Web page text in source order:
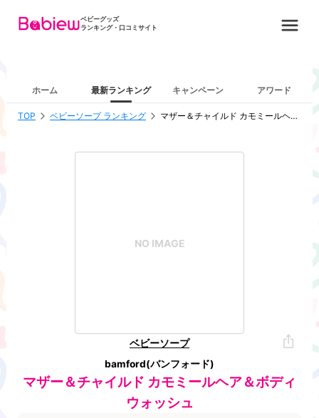
ベビーグッズ
ランキング・口コミサイト
ホーム 最新ランキング キャンペーン アワード
TOP ベビーソープ ランキング マザー＆チャイルド カモミールヘア＆ボディウォッシュ
NO IMAGE
ベビーソープ
bamford(バンフォード)
マザー＆チャイルド カモミールヘア＆ボディ
ウォッシュ